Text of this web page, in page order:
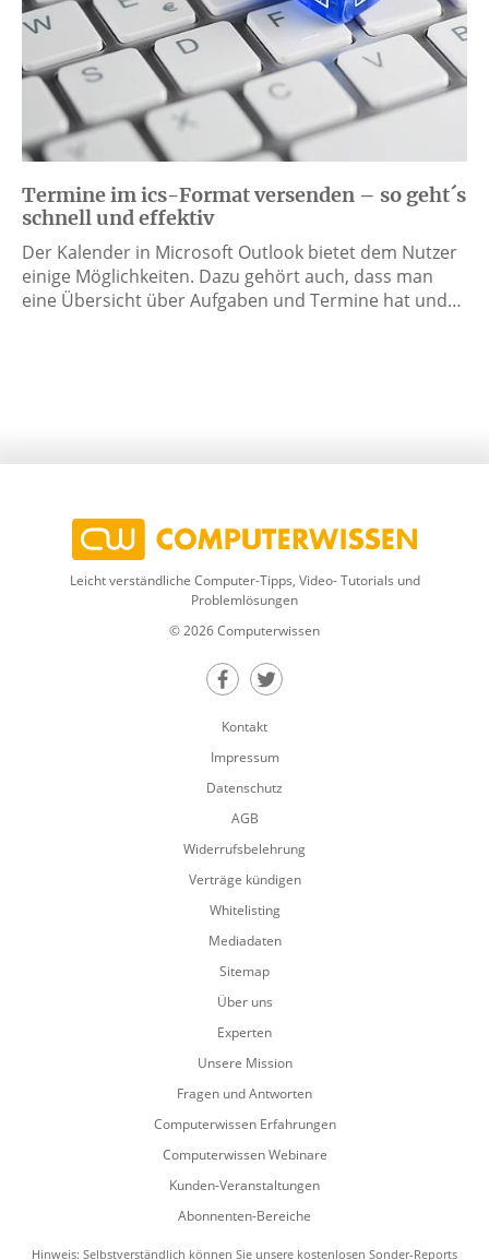
Termine im ics-Format versenden – so geht´s
schnell und effektiv
Der Kalender in Microsoft Outlook bietet dem Nutzer
einige Möglichkeiten. Dazu gehört auch, dass man
eine Übersicht über Aufgaben und Termine hat und…
Leicht verständliche Computer-Tipps, Video- Tutorials und
Problemlösungen
© 2026 Computerwissen
Teilen auf Facebook
Teilen auf Twitter
Kontakt
Impressum
Datenschutz
AGB
Widerrufsbelehrung
Verträge kündigen
Whitelisting
Mediadaten
Sitemap
Über uns
Experten
Unsere Mission
Fragen und Antworten
Computerwissen Erfahrungen
Computerwissen Webinare
Kunden-Veranstaltungen
Abonnenten-Bereiche
Hinweis: Selbstverständlich können Sie unsere kostenlosen Sonder-Reports